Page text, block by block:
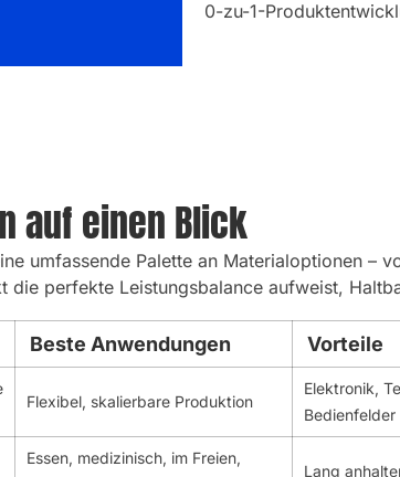
0-zu-1-
auf einen Blick
umfassende Palette an Materialoptionen –
die perfekte Leistungsbalance aufweist,
Beste Anwendungen Vorteile
Flexibel, skalierbare Produktion
Elektronik,
Bedienfelder
Essen, medizinisch, im Freien,
Lang